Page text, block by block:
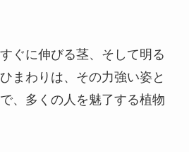
ぐに伸びる茎、そして明る
まわりは、その力強い姿と
、多くの人を魅了する植物